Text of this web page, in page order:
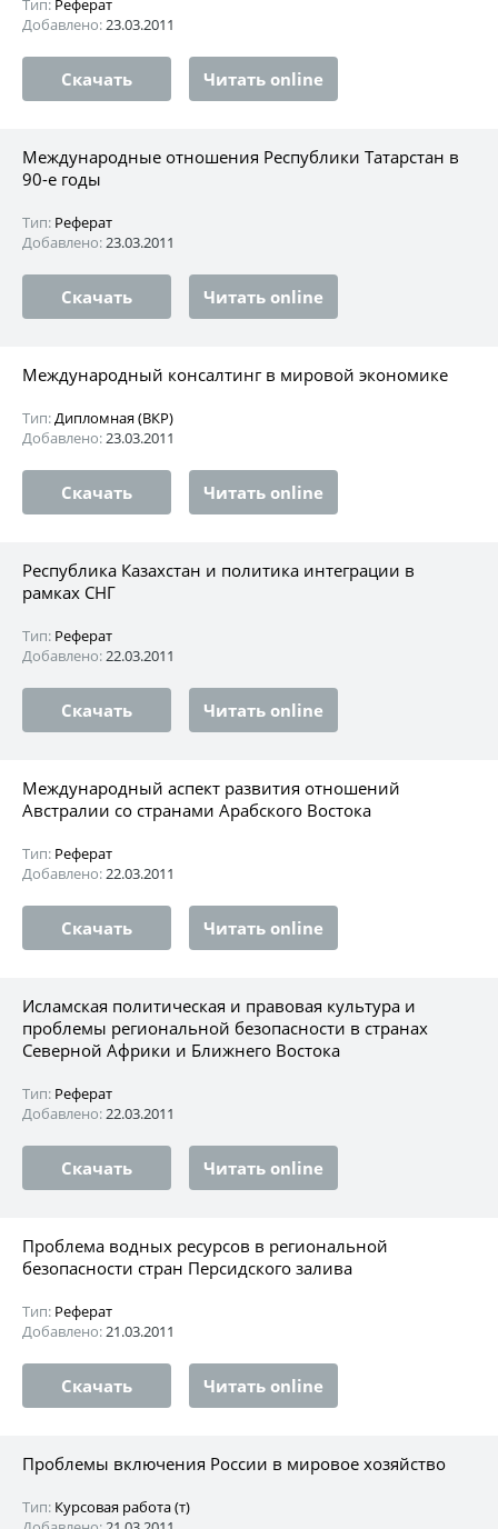
Тип: Реферат
Добавлено:23.03.2011
Скачать Читать online
Международные отношения Республики Татарстан в
90-е годы
Тип: Реферат
Добавлено:23.03.2011
Скачать Читать online
Международный консалтинг в мировой экономике
Тип:Дипломная (ВКР)
Добавлено:23.03.2011
Скачать Читать online
Республика Казахстан и политика интеграции в
рамках СНГ
Тип: Реферат
Добавлено:22.03.2011
Скачать Читать online
Международный аспект развития отношений
Австралии со странами Арабского Востока
Тип: Реферат
Добавлено:22.03.2011
Скачать Читать online
Исламская политическая и правовая культура и
проблемы региональной безопасности в странах
Северной Африки и Ближнего Востока
Тип: Реферат
Добавлено:22.03.2011
Скачать Читать online
Проблема водных ресурсов в региональной
безопасности стран Персидского залива
Тип: Реферат
Добавлено:21.03.2011
Скачать Читать online
Проблемы включения России в мировое хозяйство
Тип: Курсовая работа (т)